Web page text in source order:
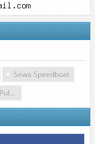
Sewa Speedboat
Sewa Speedboat Pulau Seribu